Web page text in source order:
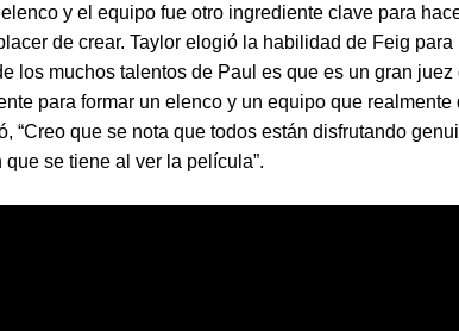
y el equipo fue otro ingrediente clave para
de crear. Taylor elogió la habilidad de Feig para
los muchos talentos de Paul es que es un gran juez
para formar un elenco y un equipo que realmente
“Creo que se nota que todos están disfrutando
se tiene al ver la película”.